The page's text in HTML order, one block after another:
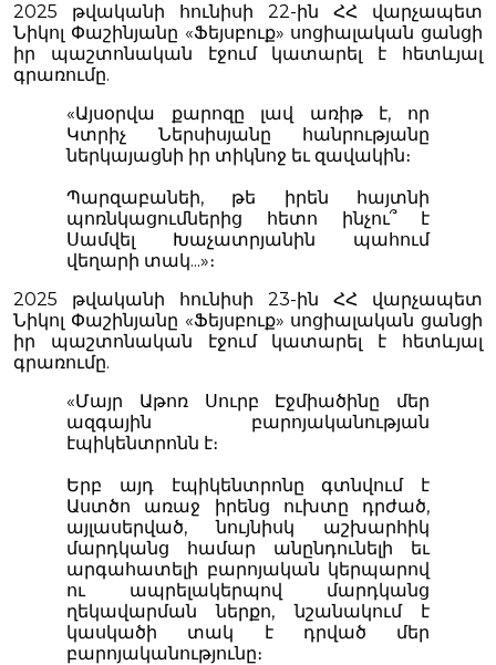
2025 թվականի հունիսի 22-ին ՀՀ վարչապետ
Նիկոլ Փաշինյանը «Ֆեյսբուք» սոցիալական ցանցի
իր պաշտոնական էջում կատարել է հետևյալ
գրառումը.
«Այսօրվա քարոզը լավ առիթ է, որ
Կտրիչ Ներսիսյանը հանրությանը
ներկայացնի իր տիկնոջ եւ զավակին։
Պարզաբանեի, թե իրեն հայտնի
պոռնկացումներից հետո ինչու՞ է
Սամվել Խաչատրյանին պահում
վեղարի տակ...»։
2025 թվականի հունիսի 23-ին ՀՀ վարչապետ
Նիկոլ Փաշինյանը «Ֆեյսբուք» սոցիալական ցանցի
իր պաշտոնական էջում կատարել է հետևյալ
գրառումը.
«Մայր Աթոռ Սուրբ Էջմիածինը մեր
ազգային բարոյականության
էպիկենտրոնն է։
Երբ այդ էպիկենտրոնը գտնվում է
Աստծո առաջ իրենց ուխտը դրժած,
այլասերված, նույնիսկ աշխարհիկ
մարդկանց համար անընդունելի եւ
արգահատելի բարոյական կերպարով
ու ապրելակերպով մարդկանց
ղեկավարման ներքո, նշանակում է
կասկածի տակ է դրված մեր
բարոյականությունը։